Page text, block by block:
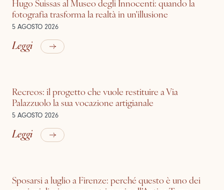
Hugo Suissas al Museo degli Innocenti: quando la
fotografia trasforma la realtà in un'illusione
5 AGOSTO 2026
Leggi
Recreos: il progetto che vuole restituire a Via
Palazzuolo la sua vocazione artigianale
5 AGOSTO 2026
Leggi
Sposarsi a luglio a Firenze: perché questo è uno dei